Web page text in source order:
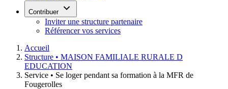
Contribuer
Inviter une structure partenaire
Référencer vos services
Accueil
Structure • MAISON FAMILIALE RURALE D
EDUCATION
Service • Se loger pendant sa formation à la MFR de
Fougerolles